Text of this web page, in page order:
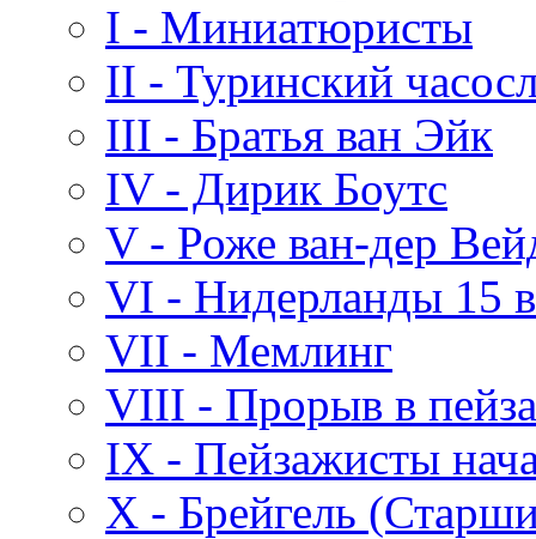
I - Миниатюристы
II - Туринский
III - Братья ван Эйк
IV - Дирик Боутс
V - Роже ван-дер
VI - Нидерланды 15
VII - Мемлинг
VIII - Прорыв в
IX - Пейзажисты
X - Брейгель